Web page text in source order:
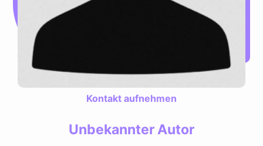
Kontakt aufnehmen
Unbekannter Autor